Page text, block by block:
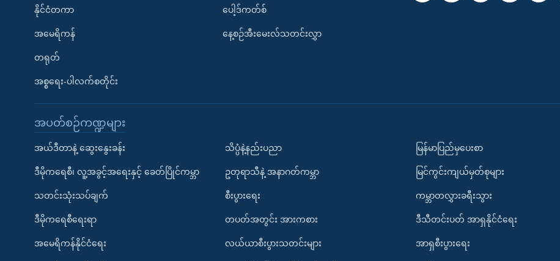
နိုင်ငံတကာ
အမေရိကန်
တရုတ်
အစ္စရေး-ပါလက်စတိုင်း
ပေါ့ဒ်ကတ်စ်
နေ့စဉ်အီးမေးလ်သတင်းလွှာ
အပတ်စဉ်ကဏ္ဍများ
အယ်ဒီတာနဲ့ ဆွေးနွေးခန်း
ဒီမိုကရေစီ၊ လူ့အခွင့်အရေးနှင့် ခေတ်ပြိုင်ကမ္ဘာ
သတင်းသုံးသပ်ချက်
ဒီမိုကရေစီရေးရာ
အမေရိကန်နိုင်ငံရေး
သိပ္ပံနဲ့နည်းပညာ
ဥတုရာသီနဲ့ အနာဂတ်ကမ္ဘာ
စီးပွားရေး
တပတ်အတွင်း အားကစား
လယ်ယာစီးပွားသတင်းများ
မြန်မာပြည်မှပေးစာ
မြင်ကွင်းကျယ်မှတ်စုများ
ကမ္ဘာတလွှားခရီးသွား
ဒီသီတင်းပတ် အာရှနိုင်ငံရေး
အာရှစီးပွားရေး